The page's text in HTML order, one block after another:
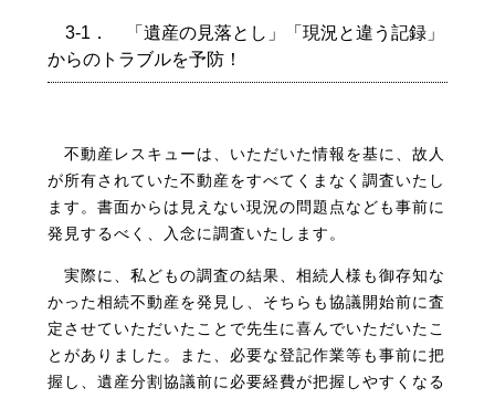
3-1． 「遺産の見落とし」「現況と違う記録」
からのトラブルを予防！
不動産レスキューは、いただいた情報を基に、故人
が所有されていた不動産をすべてくまなく調査いたし
ます。書面からは見えない現況の問題点なども事前に
発見するべく、入念に調査いたします。
実際に、私どもの調査の結果、相続人様も御存知な
かった相続不動産を発見し、そちらも協議開始前に査
定させていただいたことで先生に喜んでいただいたこ
とがありました。
また、必要な登記作業等も事前に把
握し、 遺産分割協議前に必要経費が把握しやすくなる